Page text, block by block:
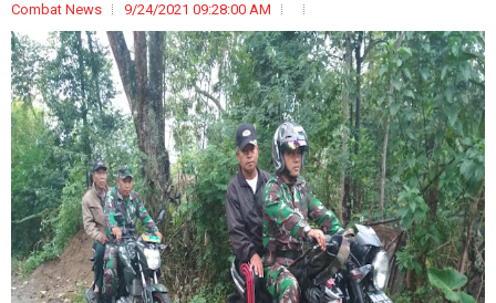
Combat News 9/24/2021 09:28:00 AM